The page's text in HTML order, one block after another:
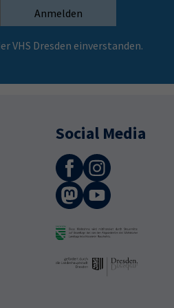
Anmelden
VHS Dresden einverstanden.
Social Media